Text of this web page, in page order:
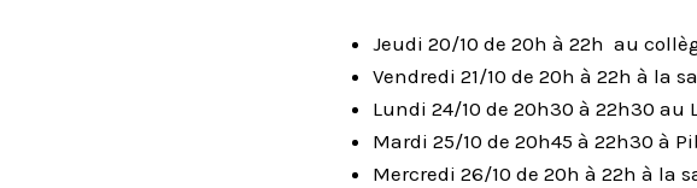
Jeudi 20/10 de 20h à 22h au
Vendredi 21/10 de 20h à 22h à la
Lundi 24/10 de 20h30 à 22h30 au
Mardi 25/10 de 20h45 à 22h30 à
Mercredi 26/10 de 20h à 22h à la